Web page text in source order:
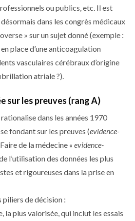
ou publics, etc. Il est
dans les congrès médicaux
» sur un sujet donné (exemple :
place d’une anticoagulation
vasculaires cérébraux d’origine
atriale ?).
sur les preuves (rang A)
dans les années 1970
fondant sur les preuves (evidence-
de la médecine « evidence-
de l’utilisation des données les plus
et rigoureuses dans la prise en
piliers de décision :
la plus valorisée, qui inclut les essais